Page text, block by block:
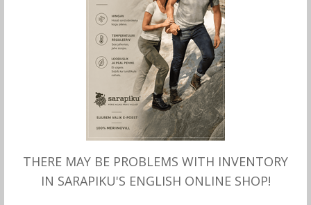
THERE MAY BE PROBLEMS WITH INVENTORY
IN SARAPIKU'S ENGLISH ONLINE SHOP!
100% naturaalne vill.
Kasutamiseks:
– istumisalusena saunas, piknikul või aiatöödel
– taldriku alusena või kuumaalusena
Vill on antibakteriaalne, vedelike ja mustust
tõrjuv. Materjal talub kuuma ja niiskust.